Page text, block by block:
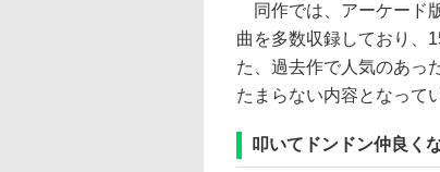
同作では、アーケード
曲を多数収録しており、
た、過去作で人気のあっ
たまらない内容となって
叩いてドンドン仲良く